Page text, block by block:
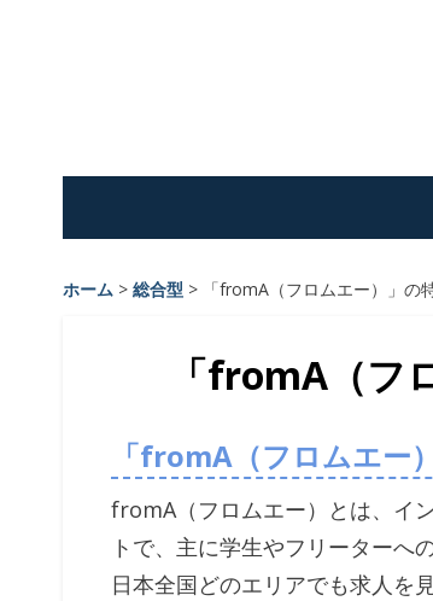
ホーム > 総合型 > 「fromA（フロムエー）」の
「fromA（フ
「fromA（フロムエー
fromA（フロムエー）とは、イ
トで、主に学生やフリーターへ
日本全国どのエリアでも求人を